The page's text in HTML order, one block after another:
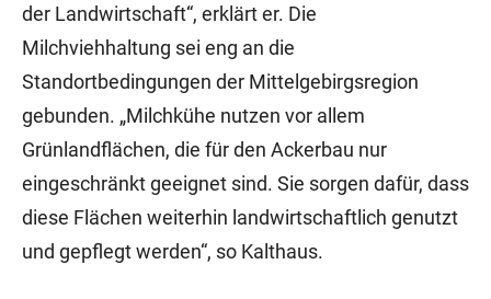
der Landwirtschaft“, erklärt er. Die
Milchviehhaltung sei eng an die
Standortbedingungen der Mittelgebirgsregion
gebunden. „Milchkühe nutzen vor allem
Grünlandflächen, die für den Ackerbau nur
eingeschränkt geeignet sind. Sie sorgen dafür, dass
diese Flächen weiterhin landwirtschaftlich genutzt
und gepflegt werden“, so Kalthaus.